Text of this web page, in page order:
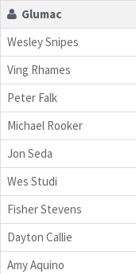
Glumac
Wesley Snipes
Ving Rhames
Peter Falk
Michael Rooker
Jon Seda
Wes Studi
Fisher Stevens
Dayton Callie
Amy Aquino